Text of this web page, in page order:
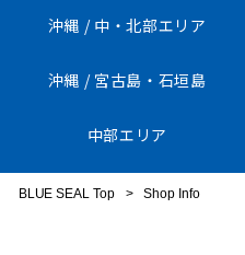
沖縄 / 中・北部エリア
沖縄 / 宮古島・石垣島
中部エリア
BLUE SEAL Top > Shop Info